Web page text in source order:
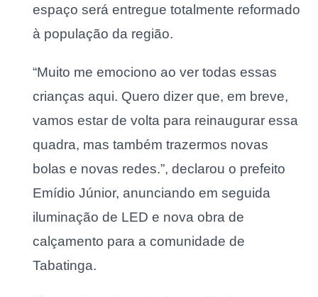
espaço será entregue totalmente reformado
à população da região.
“Muito me emociono ao ver todas essas
crianças aqui. Quero dizer que, em breve,
vamos estar de volta para reinaugurar essa
quadra, mas também trazermos novas
bolas e novas redes.”, declarou o prefeito
Emídio Júnior, anunciando em seguida
iluminação de LED e nova obra de
calçamento para a comunidade de
Tabatinga.